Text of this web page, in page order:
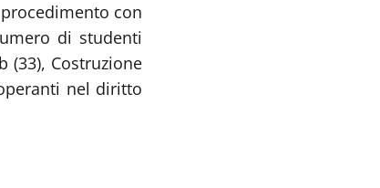
con
di studenti
(33), Costruzione
nel diritto